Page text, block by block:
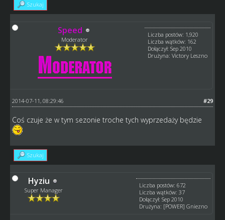
Szukaj
Speed
Moderator
Liczba postów: 1,920
Liczba wątków: 162
Dołączył: Sep 2010
Drużyna: Victory Leszno
#29
2014-07-11, 08:29:46
Coś czuje że w tym sezonie troche tych wyprzedaży będzie
Szukaj
Hyziu
Super Manager
Liczba postów: 672
Liczba wątków: 37
Dołączył: Sep 2010
Drużyna: [POWER] Gniezno